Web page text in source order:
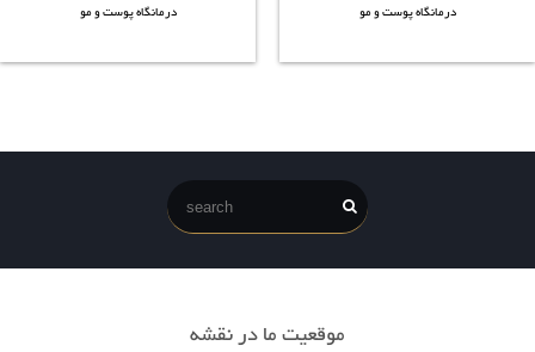
درمانگاه پوست و مو درمانگاه پوست و مو
موقعیت ما در نقشه